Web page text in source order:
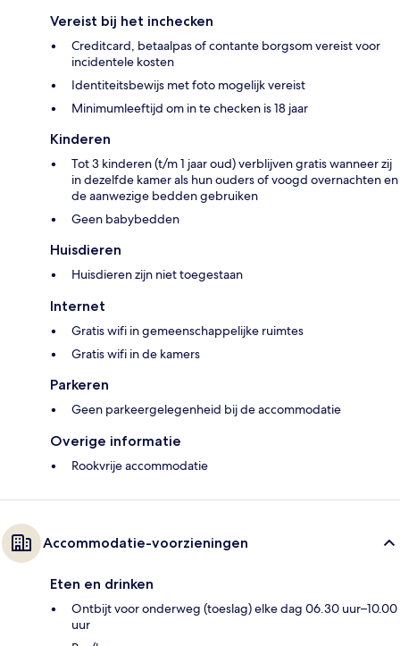
Vereist bij het inchecken
Creditcard, betaalpas of contante borgsom vereist voor
incidentele kosten
Identiteitsbewijs met foto mogelijk vereist
Minimumleeftijd om in te checken is 18 jaar
Kinderen
Tot 3 kinderen (t/m 1 jaar oud) verblijven gratis wanneer zij
in dezelfde kamer als hun ouders of voogd overnachten en
de aanwezige bedden gebruiken
Geen babybedden
Huisdieren
Huisdieren zijn niet toegestaan
Internet
Gratis wifi in gemeenschappelijke ruimtes
Gratis wifi in de kamers
Parkeren
Geen parkeergelegenheid bij de accommodatie
Overige informatie
Rookvrije accommodatie
Accommodatie-voorzieningen
Eten en drinken
Ontbijt voor onderweg (toeslag) elke dag 06.30 uur–10.00
uur